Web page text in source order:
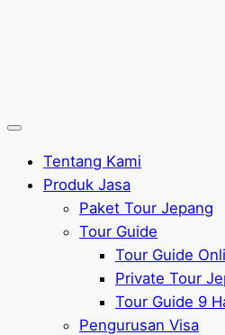
Tentang Kami
Produk Jasa
Paket Tour Jepang
Tour Guide
Tour Guide
Private Tour
Tour Guide 9
Pengurusan Visa